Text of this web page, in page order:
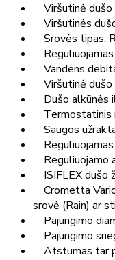
Viršutinė
Viršutinės
Srovės tipas:
Vandens
Viršutinė dušo
Dušo alkūnės
Termostatinis
Saugos
Reguliuojamo
ISIFLEX dušo
Crometta
srovė (Rain) ar
Pajungimo
Pajungimo
Atstumas tar